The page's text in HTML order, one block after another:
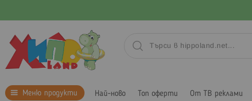
Меню продукти Най-ново Топ оферти От ТВ реклами